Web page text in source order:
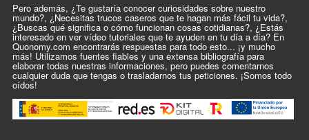
Pero además, ¿Te gustaría conocer curiosidades sobre nuestro
mundo?, ¿Necesitas trucos caseros que te hagan más fácil tu vida?,
¿Buscas qué significa o cómo funcionan cosas cotidianas?, ¿Estás
interesado en ver vídeo tutoriales que te ayuden en tu día a día? En
Quonomy.com encontrarás respuestas para todo esto... ¡y mucho
más! Utilizamos fuentes fiables y una extensa bibliografía para
elaborar todas nuestras informaciones, pero puedes comentarnos
cualquier duda que tengas o trasladarnos tus peticiones. ¡Somos todo
oídos!